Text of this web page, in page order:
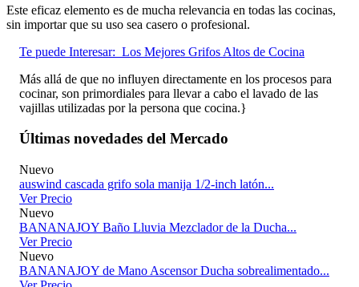
Este eficaz elemento es de mucha relevancia en todas las cocinas,
sin importar que su uso sea casero o profesional.
Te puede Interesar: Los Mejores Grifos Altos de Cocina
Más allá de que no influyen directamente en los procesos para
cocinar, son primordiales para llevar a cabo el lavado de las
vajillas utilizadas por la persona que cocina.}
Últimas novedades del Mercado
Nuevo
auswind cascada grifo sola manija 1/2-inch latón...
Ver Precio
Nuevo
BANANAJOY Baño Lluvia Mezclador de la Ducha...
Ver Precio
Nuevo
BANANAJOY de Mano Ascensor Ducha sobrealimentado...